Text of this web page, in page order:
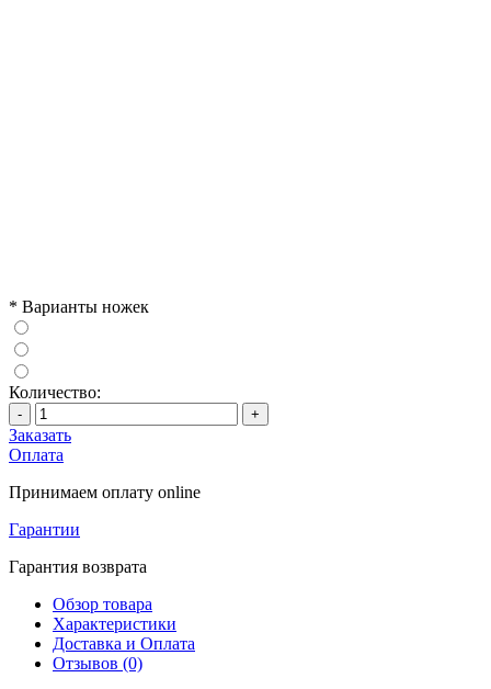
* Варианты ножек
Количество:
- +
Заказать
Оплата
Принимаем оплату online
Гарантии
Гарантия возврата
Обзор товара
Характеристики
Доставка и Оплата
Отзывов (0)